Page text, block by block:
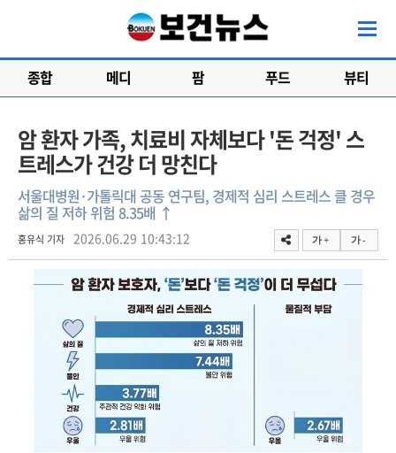
종합 메디 팜 푸드 뷰티
암 환자 가족, 치료비 자체보다 '돈 걱정' 스
트레스가 건강 더 망친다
서울대병원·가톨릭대 공동 연구팀, 경제적 심리 스트레스 클 경우
삶의 질 저하 위험 8.35배 ↑
홍유식 기자 2026.06.29 10:43:12 가 + 가 -